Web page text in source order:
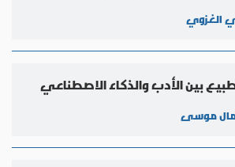
الغزوي
بين الأدب والذكاء الاصطناعي
موسى